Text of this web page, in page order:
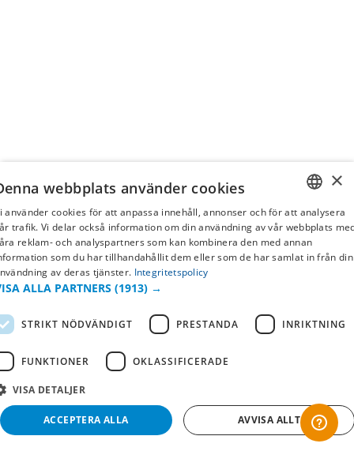
SWEDISH
FI
×
webbplats använder cookies
använder cookies för att anpassa innehåll, annonser och för att analysera
trafik. Vi delar också information om din användning av vår webbplats
reklam- och analyspartners som kan kombinera den med annan
som du har tillhandahållit dem eller som de har samlat in från din
av deras tjänster. Integritetspolicy
ALLA PARTNERS (1913) →
STRIKT NÖDVÄNDIGT PRESTANDA INRIKTNING
FUNKTIONER OKLASSIFICERADE
VISA DETALJER
ACCEPTERA ALLA AVVISA ALLT